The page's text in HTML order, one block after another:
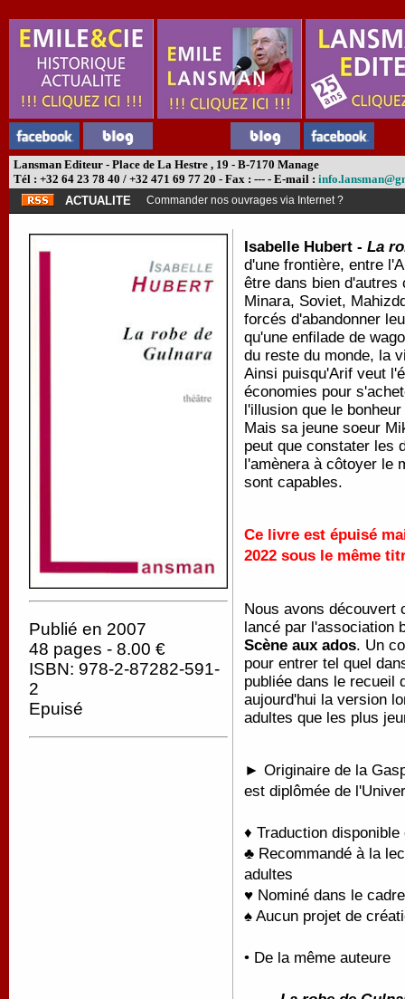
Lansman Editeur - Place de La Hestre , 19 - B-7170 Manage
Tél : +32 64 23 78 40 / +32 471 69 77 20 - Fax : --- - E-mail :
ACTUALITE
Commander nos ouvrages via Internet ?
Publié en 2007
48 pages - 8.00 €
ISBN: 978-2-87282-591-
2
Epuisé
Isabelle Hubert - La
d'une frontière, entre
être dans bien d'autres
Minara, Soviet,
forcés d'abandonner
qu'une enfilade de
du reste du monde, la
Ainsi puisqu'Arif veut
économies pour
l'illusion que le
Mais sa jeune soeur
peut que constater les
l'amènera à côtoyer le
sont capables.
Ce livre est épuisé
2022 sous le même
Nous avons découvert
lancé par l'association
Scène aux ados. Un
pour entrer tel quel
publiée dans le recueil
aujourd'hui la version
adultes que les plus
► Originaire de la
est diplômée de
♦ Traduction
♣ Recommandé à la
adultes
♥ Nominé dans le
♠ Aucun projet de
• De la même auteure